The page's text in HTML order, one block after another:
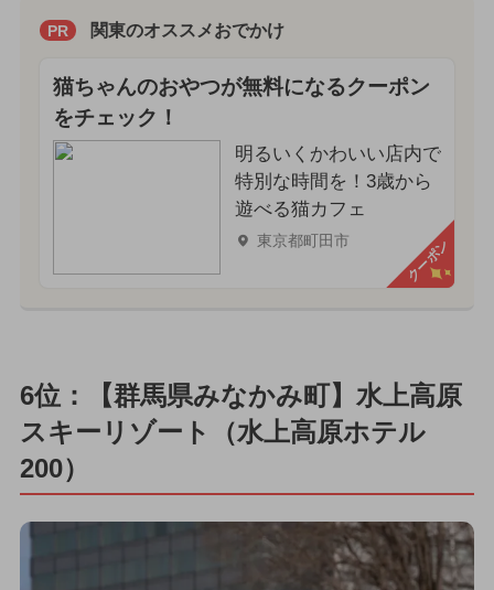
PR 関東のオススメおでかけ
猫ちゃんのおやつが無料になるクーポン
をチェック！
明るいくかわいい店内で
特別な時間を！3歳から
遊べる猫カフェ
東京都町田市 クーポン
6位：【群馬県みなかみ町】水上高原
スキーリゾート（水上高原ホテル
200）